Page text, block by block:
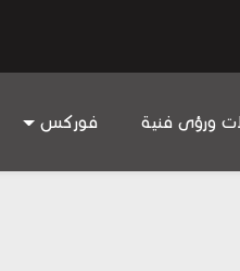
ورؤى فنية فوركس